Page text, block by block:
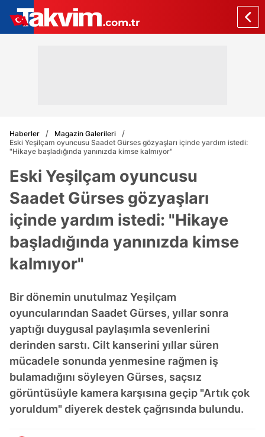
Haberler
Magazin Galerileri
Eski Yeşilçam oyuncusu Saadet Gürses gözyaşları içinde yardım istedi:
"Hikaye başladığında yanınızda kimse kalmıyor"
Eski Yeşilçam oyuncusu
Saadet Gürses gözyaşları
içinde yardım istedi: "Hikaye
başladığında yanınızda kimse
kalmıyor"
Bir dönemin unutulmaz Yeşilçam
oyuncularından Saadet Gürses, yıllar sonra
yaptığı duygusal paylaşımla sevenlerini
derinden sarstı. Cilt kanserini yıllar süren
mücadele sonunda yenmesine rağmen iş
bulamadığını söyleyen Gürses, saçsız
görüntüsüyle kamera karşısına geçip "Artık çok
yoruldum" diyerek destek çağrısında bulundu.